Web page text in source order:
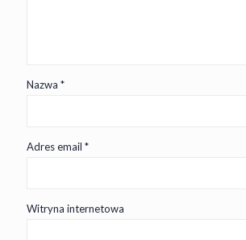
Nazwa *
Adres email *
Witryna internetowa